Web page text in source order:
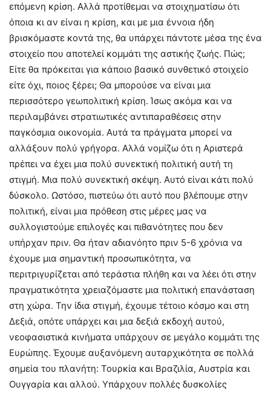
επόμενη κρίση. Αλλά προτίθεμαι να στοιχηματίσω ότι
όποια κι αν είναι η κρίση, και με μια έννοια ήδη
βρισκόμαστε κοντά της, θα υπάρχει πάντοτε μέσα της ένα
στοιχείο που αποτελεί κομμάτι της αστικής ζωής. Πώς;
Είτε θα πρόκειται για κάποιο βασικό συνθετικό στοιχείο
είτε όχι, ποιος ξέρει; Θα μπορούσε να είναι μια
περισσότερο γεωπολιτική κρίση. Ίσως ακόμα και να
περιλαμβάνει στρατιωτικές αντιπαραθέσεις στην
παγκόσμια οικονομία. Αυτά τα πράγματα μπορεί να
αλλάξουν πολύ γρήγορα. Αλλά νομίζω ότι η Αριστερά
πρέπει να έχει μια πολύ συνεκτική πολιτική αυτή τη
στιγμή. Μια πολύ συνεκτική σκέψη. Αυτό είναι κάτι πολύ
δύσκολο. Ωστόσο, πιστεύω ότι αυτό που βλέπουμε στην
πολιτική, είναι μια πρόθεση στις μέρες μας να
συλλογιστούμε επιλογές και πιθανότητες που δεν
υπήρχαν πριν. Θα ήταν αδιανόητο πριν 5-6 χρόνια να
έχουμε μια σημαντική προσωπικότητα, να
περιτριγυρίζεται από τεράστια πλήθη και να λέει ότι στην
πραγματικότητα χρειαζόμαστε μια πολιτική επανάσταση
στη χώρα. Την ίδια στιγμή, έχουμε τέτοιο κόσμο και στη
Δεξιά, οπότε υπάρχει και μια δεξιά εκδοχή αυτού,
νεοφασιστικά κινήματα υπάρχουν σε μεγάλο κομμάτι της
Ευρώπης. Έχουμε αυξανόμενη αυταρχικότητα σε πολλά
σημεία του πλανήτη: Τουρκία και Βραζιλία, Αυστρία και
Ουγγαρία και αλλού. Υπάρχουν πολλές δυσκολίες